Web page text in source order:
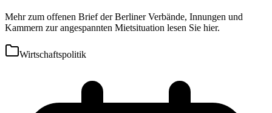
Mehr zum offenen Brief der Berliner Verbände, Innungen und
Kammern zur angespannten Mietsituation lesen Sie hier.
Wirtschaftspolitik